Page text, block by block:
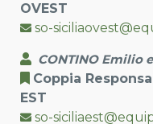
OVEST
so-
CONTINO Emilio
Coppia
EST
so-